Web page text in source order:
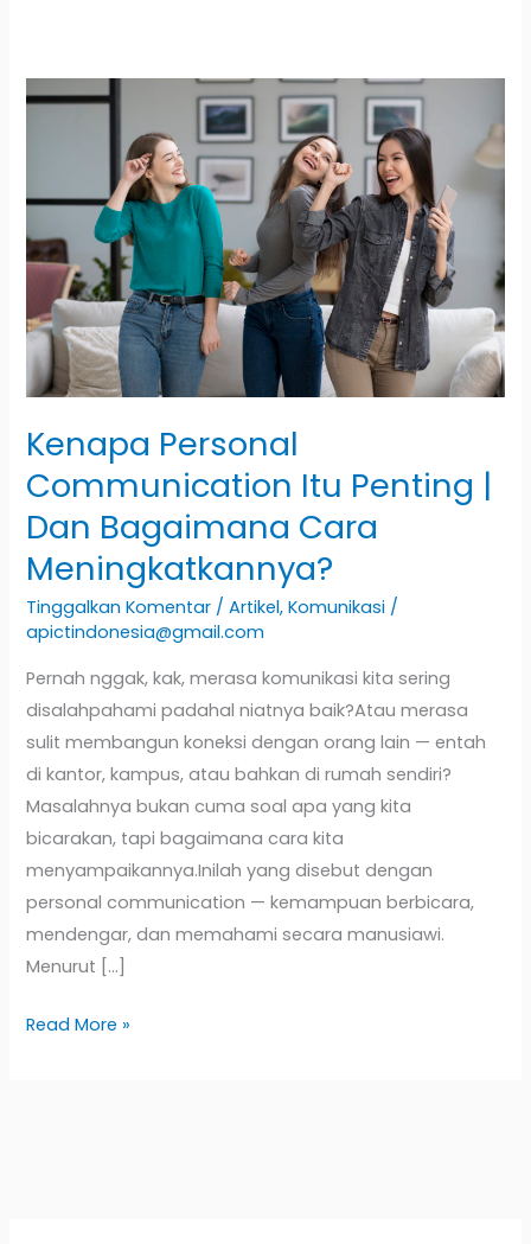
Kenapa Personal
Communication Itu Penting |
Dan Bagaimana Cara
Meningkatkannya?
Tinggalkan Komentar /Artikel,Komunikasi /
apictindonesia@gmail.com
Pernah nggak, kak, merasa komunikasi kita sering
disalahpahami padahal niatnya baik?Atau merasa
sulit membangun koneksi dengan orang lain — entah
di kantor, kampus, atau bahkan di rumah sendiri?
Masalahnya bukan cuma soal apa yang kita
bicarakan, tapi bagaimana cara kita
menyampaikannya.Inilah yang disebut dengan
personal communication — kemampuan berbicara,
mendengar, dan memahami secara manusiawi.
Menurut […]
Kenapa
Communication
|
Bagaimana
Cara
Meningkatkannya?
Read More »